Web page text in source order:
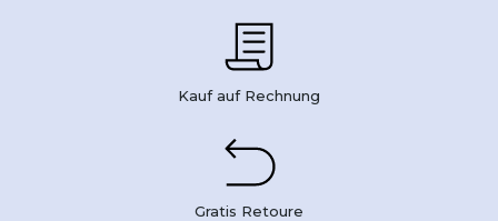
Kauf auf Rechnung
Gratis Retoure